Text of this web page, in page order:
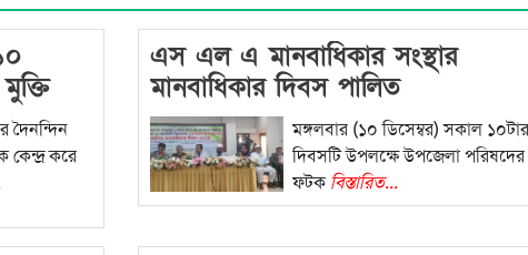
দৈনন্দিন
কেন্দ্র করে
এস এল এ মানবাধিকার সংস্থার
মানবাধিকার দিবস পালিত
মঙ্গলবার (১০ ডিসেম্বর) সকাল
দিবসটি উপলক্ষে উপজেলা পরিষদের
ফটক বিস্তারিত...